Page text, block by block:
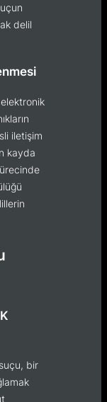
delil
iletişim
kayda
bir